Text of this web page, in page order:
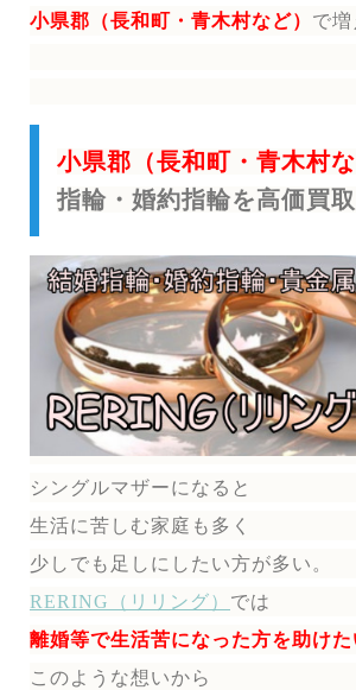
小県郡（長和町・青木村など） で増
小県郡（長和町・青木村な
指輪・婚約指輪を高価買取
シングルマザーになると
生活に苦しむ家庭も多く
少しでも足しにしたい方が多い。
RERING（リリング） では
離婚等で生活苦になった方を助けた
このような想いから